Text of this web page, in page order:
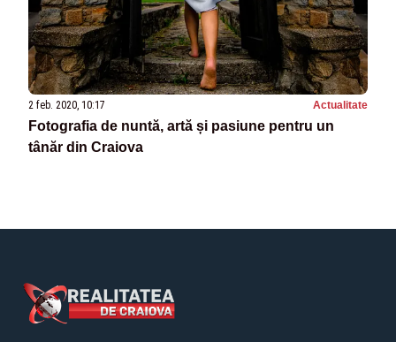
2 feb. 2020, 10:17 Actualitate
Fotografia de nuntă, artă și pasiune pentru un
tânăr din Craiova